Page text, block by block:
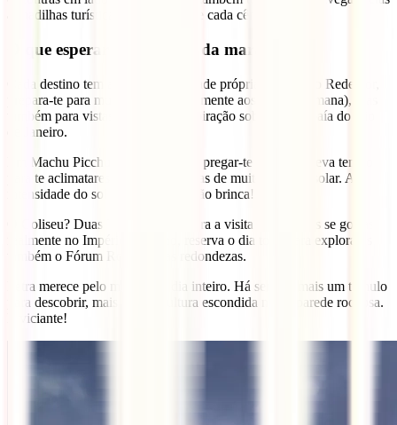
armadilhas turísticas. Acredita, vale cada cêntimo.
O que esperar ao visitar cada maravilha
Cada destino tem a sua personalidade própria. No Cristo Redentor,
prepara-te para multidões (especialmente aos fins-de-semana), mas
também para vistas de cortar a respiração sobre toda a baía do Rio
de Janeiro.
Em Machu Picchu, a altitude pode pregar-te partidas. Leva tempo
para te aclimatares e não te esqueças de muito protetor solar. A
intensidade do sol a essa altitude não brinca!
O Coliseu? Duas horas chegam para a visita básica, mas se gostas
realmente no Império Romano, reserva o dia todo para explorares
também o Fórum Romano nas redondezas.
Petra merece pelo menos um dia inteiro. Há sempre mais um túmulo
para descobrir, mais uma escultura escondida numa parede rochosa.
É viciante!